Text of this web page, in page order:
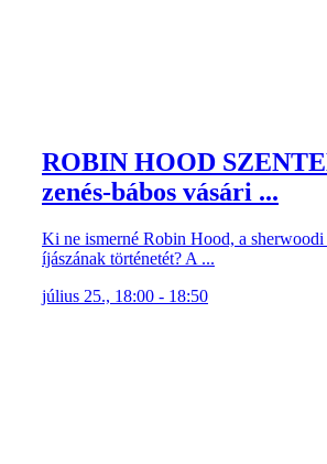
ROBIN HOOD
zenés-bábos vásári ...
Ki ne ismerné Robin Hood, a sherwoodi
íjászának történetét? A ...
július 25., 18:00 - 18:50